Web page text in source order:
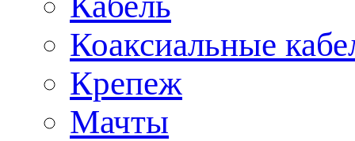
Коаксиальные
Крепеж
Мачты